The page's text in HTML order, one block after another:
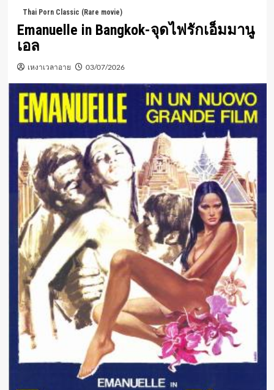
Thai Porn Classic (Rare movie)
Emanuelle in Bangkok-จุดไฟรักเอ็มมานู
เอล
เหงาเวลาอาย 03/07/2026